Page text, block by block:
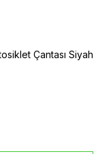
Çantası Siyah